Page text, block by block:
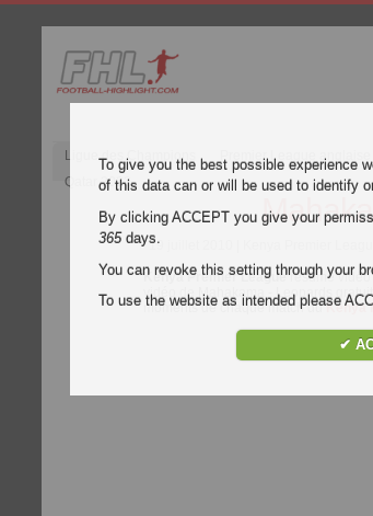
Ligue des Champions Premier League anglaise
Qatar 2022
19 juillet 2010
Kenya Premier Leaguerésumé
vidéo de Mahakama - Leopards
moments de chaque match duKenya
To give you the best possible experience
of this data can or will be used to identify
By clicking ACCEPT you give your
365days.
You can revoke this setting through your
To use the website as intended please
✔